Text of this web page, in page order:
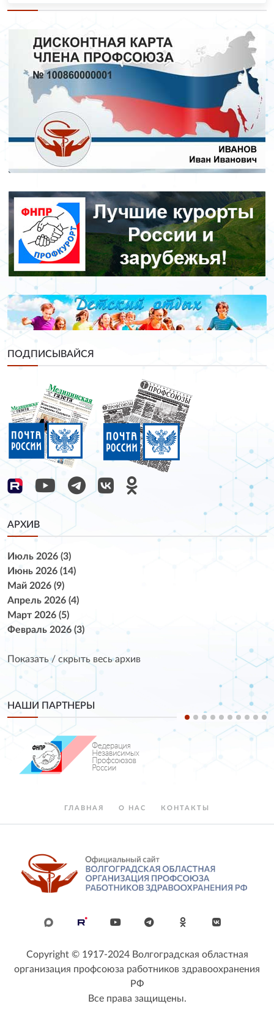
ПОДПИСЫВАЙСЯ
АРХИВ
Июль 2026 (3)
Июнь 2026 (14)
Май 2026 (9)
Апрель 2026 (4)
Март 2026 (5)
Февраль 2026 (3)
Показать / скрыть весь архив
НАШИ ПАРТНЕРЫ
ГЛАВНАЯ О НАС КОНТАКТЫ
Copyright © 1917-2024 Волгоградская областная
организация профсоюза работников здравоохранения
РФ
Все права защищены.